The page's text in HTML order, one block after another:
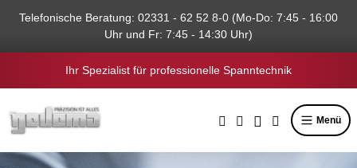
springen
Telefonische Beratung: 02331 - 62 52 8-0 (Mo-Do: 7:45 - 16:00
Uhr und Fr: 7:45 - 14:30 Uhr)
Ihr Spezialist für professionelle Spanntechnik
Menü